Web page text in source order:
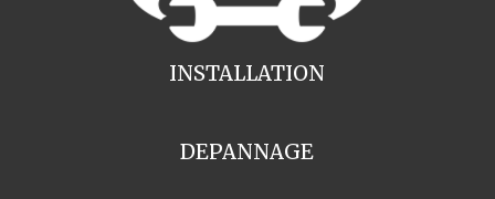
INSTALLATION
DEPANNAGE